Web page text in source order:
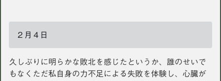
２月４日
久しぶりに明らかな敗北を感じたというか、誰のせいで
もなくただ私自身の力不足による失敗を体験し、心臓が